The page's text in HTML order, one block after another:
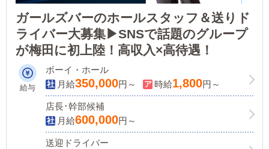
ガールズバーのホールスタッフ＆送りド
ライバー大募集▶SNSで話題のグループ
が梅田に初上陸！高収入×高待遇！
給与
ボーイ・ホール
月給350,000円～ 時給1,800円～
店長･幹部候補
月給600,000円～
送迎ドライバー